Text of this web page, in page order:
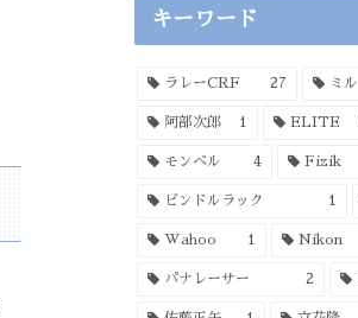
キーワード
ラレーCRF 27 ミル
阿部次郎 1 ELITE
モンベル 4 Fizik
ビンドルラック 1
Wahoo 1 Nikon
パナレーサー 2